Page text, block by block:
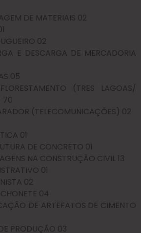
DE MATERIAIS 02
02
E DESCARGA DE MERCADORIA
05
(TRES LAGOAS/
70
(TELECOMUNICAÇÕES) 02
01
DE CONCRETO 01
NA CONSTRUÇÃO CIVIL 13
01
02
04
DE ARTEFATOS DE CIMENTO
PRODUÇÃO 03